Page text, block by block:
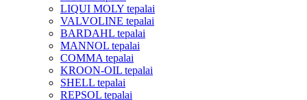
LIQUI MOLY tepalai
VALVOLINE tepalai
BARDAHL tepalai
MANNOL tepalai
COMMA tepalai
KROON-OIL tepalai
SHELL tepalai
REPSOL tepalai